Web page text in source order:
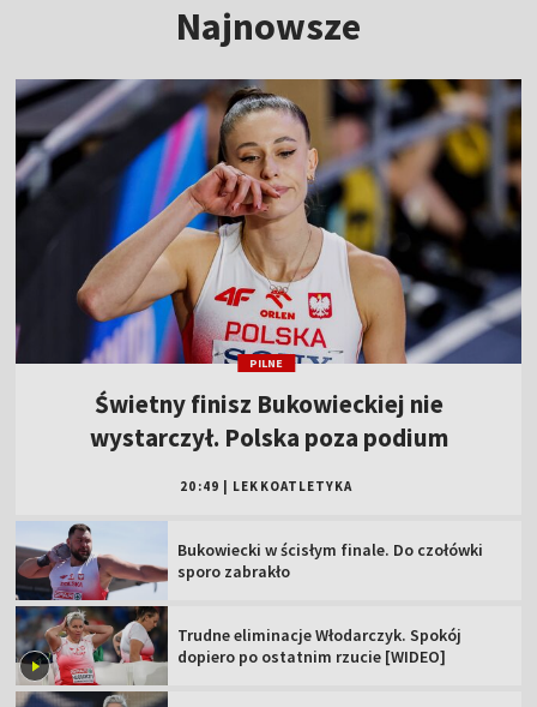
Najnowsze
PILNE
Świetny finisz Bukowieckiej nie
wystarczył. Polska poza podium
20:49 LEKKOATLETYKA
Bukowiecki w ścisłym finale. Do czołówki
sporo zabrakło
Trudne eliminacje Włodarczyk. Spokój
dopiero po ostatnim rzucie [WIDEO]